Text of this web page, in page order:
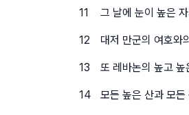
11 그 날에 눈이 높은
12 대저 만군의 여호와
13 또 레바논의 높고
14 모든 높은 산과 모